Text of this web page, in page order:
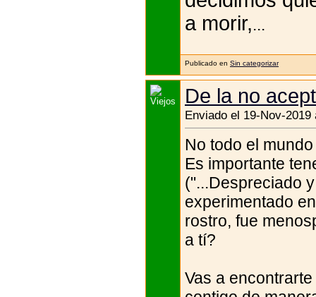
a morir,...
Publicado en Sin categorizar
De la no
Enviado el 19-Nov-
No todo el
Es importante
("...Despreciado
experimentado
rostro, fue
a tí?
Vas a